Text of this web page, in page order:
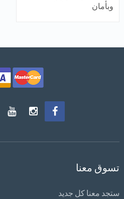
وبأمان
تسوق معنا
ستجد معنا كل جديد